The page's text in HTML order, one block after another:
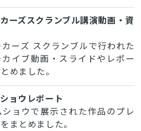
ーズスクランブル講演動画・資
ーズ スクランブルで行われた
イブ動画・スライドやレポー
めました。
ョウレポート
ョウで展示された作品のプレ
まとめました。